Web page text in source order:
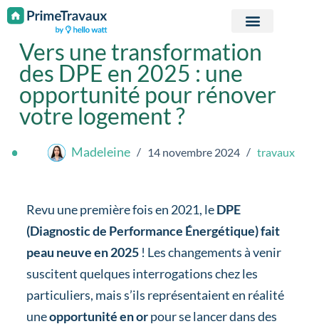
Passer au contenu
Vers une transformation
des DPE en 2025 : une
opportunité pour rénover
votre logement ?
Madeleine 14 novembre 2024 travaux
Revu une première fois en 2021, leDPE
(Diagnostic de Performance Énergétique)fait
peau neuve en 2025! Les changements à venir
suscitent quelques interrogations chez les
particuliers, mais s’ils représentaient en réalité
uneopportunité en orpour se lancer dans des